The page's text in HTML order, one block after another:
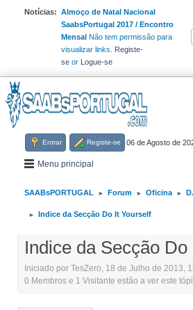
Notícias: Almoço de Natal Nacional
SaabsPortugal 2017 / Encontro
MensalNão tem permissão para
visualizar links. Registe-
se or Logue-se
06 de Agosto de
Entrar Registe-se
Menu principal
SAABsPORTUGAL ► Forum ► Oficina ►
► Indice da Secção Do It Yourself
Indice da Secção Do
Iniciado por TesZero, 18 de Julho de 2013,
0 Membros e 1 Visitante estão a ver este